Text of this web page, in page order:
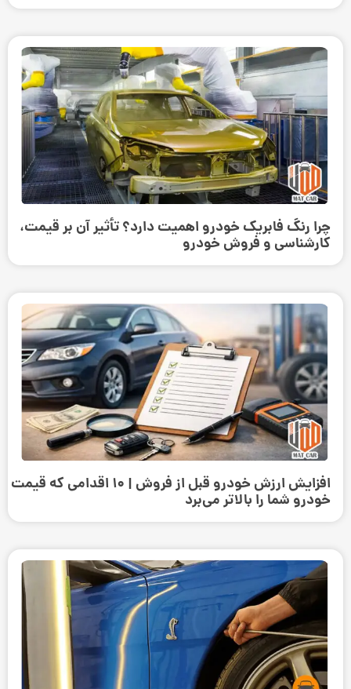
چرا رنگ فابریک خودرو اهمیت دارد؟ تأثیر آن بر قیمت،
کارشناسی و فروش خودرو
افزایش ارزش خودرو قبل از فروش | ۱۰ اقدامی که قیمت
خودرو شما را بالاتر می‌برد